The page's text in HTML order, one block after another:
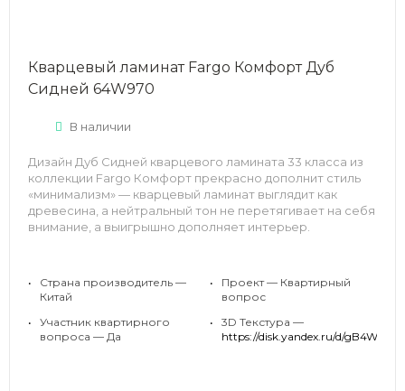
Кварцевый ламинат Fargo Комфорт Дуб
Сидней 64W970
В наличии
Дизайн Дуб Сидней кварцевого ламината 33 класса из
коллекции Fargo Комфорт прекрасно дополнит стиль
«минимализм» — кварцевый ламинат выглядит как
древесина, а нейтральный тон не перетягивает на себя
внимание, а выигрышно дополняет интерьер.
износостойкость за счет содержания 70% камня,
продавливанию и царапинам и водостойкость.
•
Страна производитель —
Китай
•
Участник квартирного
вопроса — Да
•
Проект — Квартирный
вопрос
•
3D Текстура —
https://disk.yandex.ru/d/